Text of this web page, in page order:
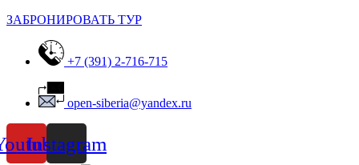
ЗАБРОНИРОВАТЬ ТУР
+7 (391) 2-716-715
open-siberia@yandex.ru
Instagram